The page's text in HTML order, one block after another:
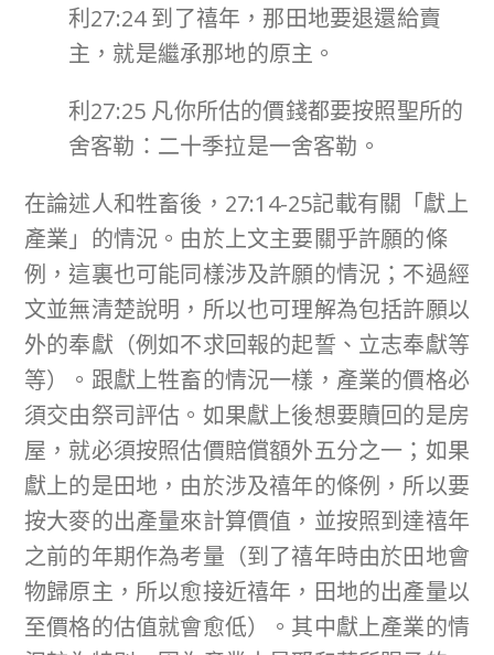
利27:24 到了禧年，那田地要退還給賣
主，就是繼承那地的原主。
利27:25 凡你所估的價錢都要按照聖所的
舍客勒：二十季拉是一舍客勒。
在論述人和牲畜後，27:14-25記載有關「獻上
產業」的情況。由於上文主要關乎許願的條
例，這裏也可能同樣涉及許願的情況；不過經
文並無清楚說明，所以也可理解為包括許願以
外的奉獻（例如不求回報的起誓、立志奉獻等
等）。跟獻上牲畜的情況一樣，產業的價格必
須交由祭司評估。如果獻上後想要贖回的是房
屋，就必須按照估價賠償額外五分之一；如果
獻上的是田地，由於涉及禧年的條例，所以要
按大麥的出產量來計算價值，並按照到達禧年
之前的年期作為考量（到了禧年時由於田地會
物歸原主，所以愈接近禧年，田地的出產量以
至價格的估值就會愈低）。其中獻上產業的情